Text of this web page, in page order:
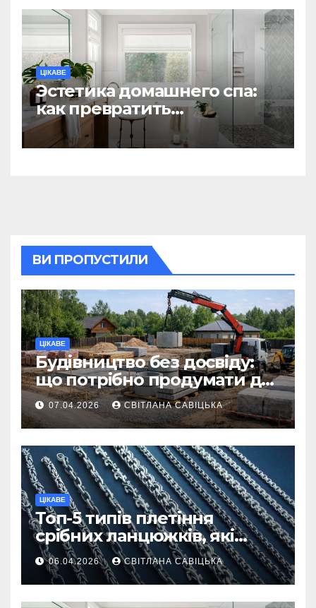
ЦІКАВЕ
Эстетика домашнего спа:
как превратить
ежедневную гигиену в
восстанавливающий
ВИ ПРОПУСТИЛИ
ЦІКАВЕ
Будівництво без досвіду:
що потрібно продумати до
першої доставки на
ділянку
07.04.2026 СВІТЛАНА САВІЦЬКА
ЦІКАВЕ
Топ-5 типів плетіння
срібних ланцюжків, які
вважаються
найнадійнішими
06.04.2026 СВІТЛАНА САВІЦЬКА